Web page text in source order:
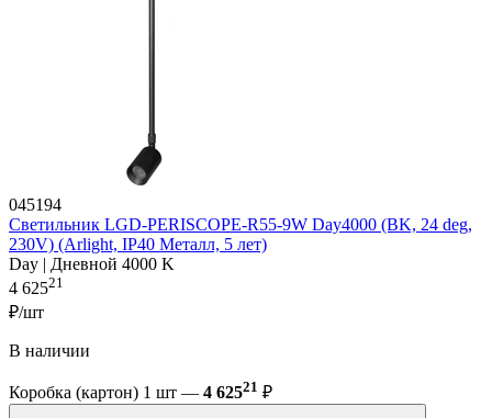
045194
Светильник LGD-PERISCOPE-R55-9W Day4000 (BK, 24 deg,
230V) (Arlight, IP40 Металл, 5 лет)
Day | Дневной 4000 K
4 62521
₽/шт
В наличии
Коробка (картон) 1 шт — 4 62521 ₽